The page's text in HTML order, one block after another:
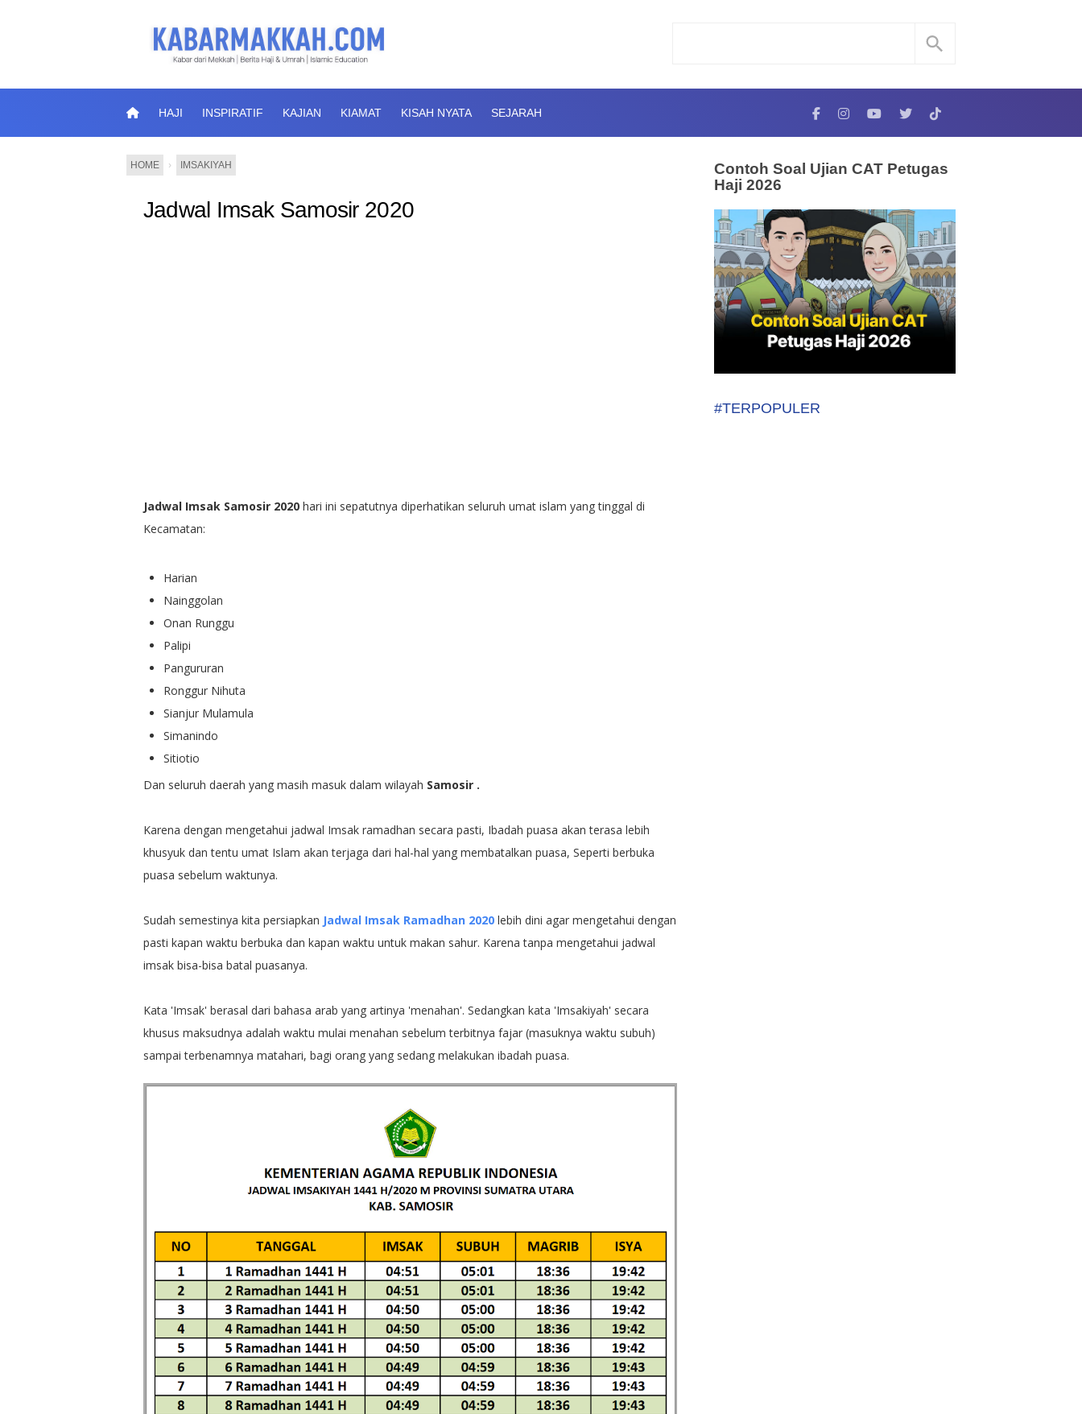
HAJI INSPIRATIF KAJIAN KIAMAT KISAH NYATA SEJARAH
HOME › IMSAKIYAH
Jadwal Imsak Samosir 2020
Jadwal Imsak Samosir 2020hari ini sepatutnya diperhatikan seluruh umat islam yang tinggal di
Kecamatan:
Harian
Nainggolan
Onan Runggu
Palipi
Pangururan
Ronggur Nihuta
Sianjur Mulamula
Simanindo
Sitiotio
Dan seluruh daerah yang masih masuk dalam wilayah Samosir .
Karena dengan mengetahui jadwal Imsak ramadhan secara pasti, Ibadah puasa akan terasa lebih
khusyuk dan tentu umat Islam akan terjaga dari hal-hal yang membatalkan puasa, Seperti berbuka
puasa sebelum waktunya.
Sudah semestinya kita persiapkan Jadwal Imsak Ramadhan 2020lebih dini agar mengetahui dengan
pasti kapan waktu berbuka dan kapan waktu untuk makan sahur. Karena tanpa mengetahui jadwal
imsak bisa-bisa batal puasanya.
Kata 'Imsak' berasal dari bahasa arab yang artinya 'menahan'. Sedangkan kata 'Imsakiyah' secara
khusus maksudnya adalah waktu mulai menahan sebelum terbitnya fajar (masuknya waktu subuh)
sampai terbenamnya matahari, bagi orang yang sedang melakukan ibadah puasa.
Contoh Soal Ujian CAT Petugas
Haji 2026
#TERPOPULER